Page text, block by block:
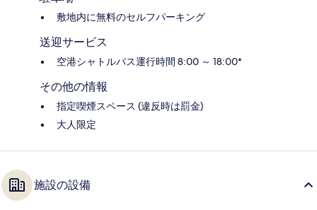
敷地内に無料のセルフパーキング
送迎サービス
空港シャトルバス運行時間 8:00 ～ 18:00*
その他の情報
指定喫煙スペース (違反時は罰金)
大人限定
施設の設備